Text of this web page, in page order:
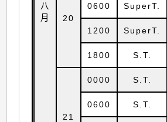
八
月
20
0600 SuperT.
1200 SuperT.
1800 S.T.
21
0000 S.T.
0600 S.T.